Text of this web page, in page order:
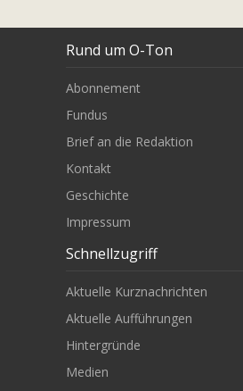
Rund um O-Ton
Abonnement
Fundus
Brief an die Redaktion
Kontakt
Geschichte
Impressum
Schnellzugriff
Aktuelle Kurznachrichten
Aktuelle Aufführungen
Hintergründe
Medien